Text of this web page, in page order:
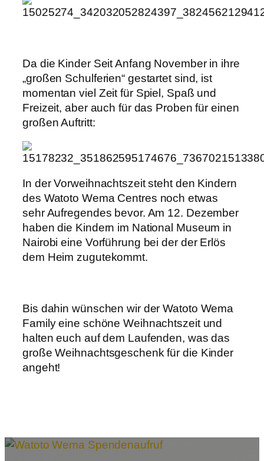
Da die Kinder Seit Anfang November in ihre
„großen Schulferien“ gestartet sind, ist
momentan viel Zeit für Spiel, Spaß und
Freizeit, aber auch für das Proben für einen
großen Auftritt:
In der Vorweihnachtszeit steht den Kindern
des Watoto Wema Centres noch etwas
sehr Aufregendes bevor. Am 12. Dezember
haben die Kindern im National Museum in
Nairobi eine Vorführung bei der der Erlös
dem Heim zugutekommt.
Bis dahin wünschen wir der Watoto Wema
Family eine schöne Weihnachtszeit und
halten euch auf dem Laufenden, was das
große Weihnachtsgeschenk für die Kinder
angeht!